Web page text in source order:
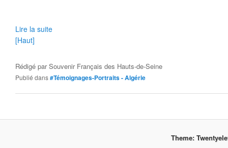
Lire la suite
[Haut]
Rédigé parSouvenir Français des Hauts-de-Seine
Publié dans#Témoignages-Portraits - Algérie
Theme: